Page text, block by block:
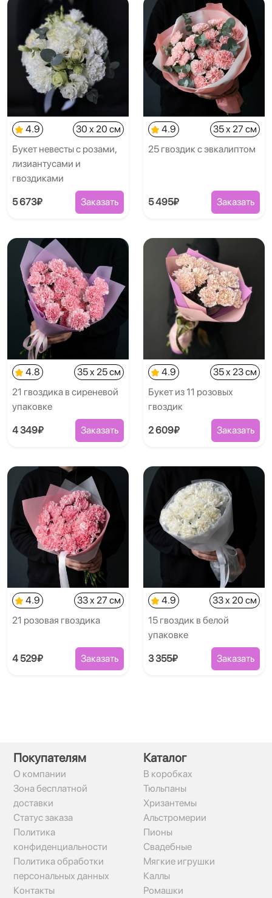
4.9
30 x 20 см
Букет невесты с розами,
лизиантусами и
гвоздиками
5 673₽ Заказать
4.9
35 x 27 см
25 гвоздик с эвкалиптом
5 495₽ Заказать
4.8
35 x 25 см
21 гвоздика в сиреневой
упаковке
4 349₽ Заказать
4.9
35 x 23 см
Букет из 11 розовых
гвоздик
2 609₽ Заказать
4.9
33 x 27 см
21 розовая гвоздика
4 529₽ Заказать
4.9
33 x 20 см
15 гвоздик в белой
упаковке
3 355₽ Заказать
Покупателям
О компании
Зона бесплатной
доставки
Статус заказа
Политика
конфиденциальности
Политика обработки
персональных данных
Контакты
Каталог
В коробках
Тюльпаны
Хризантемы
Альстромерии
Пионы
Свадебные
Мягкие игрушки
Каллы
Ромашки